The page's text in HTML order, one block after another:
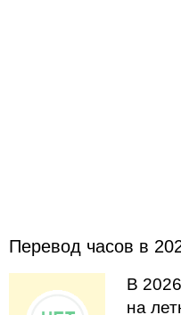
Перевод часов в
В
на